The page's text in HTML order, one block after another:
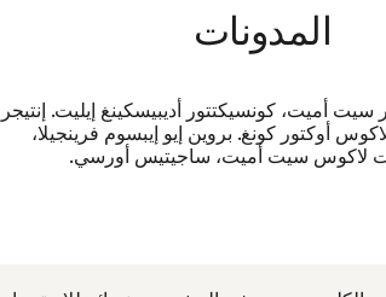
المدونات
سيت أميت، كونسيكتتور أديبيسكينغ إيليت. إنتيجر
أوكتور كونغ. بروين إيو إيبسوم فرينجيلا،
لاكوس سيت أميت، ساجيتيس أورسي.